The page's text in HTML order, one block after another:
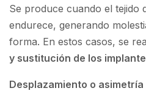
Se produce cuando el tejido
endurece, generando
forma. En estos casos, se
y sustitución de los
Desplazamiento o asimetría